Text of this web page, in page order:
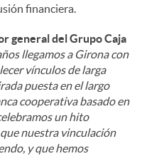
financiera.
general del Grupo Caja
llegamos a Girona con
vínculos de larga
puesta en el largo
cooperativa basado en
un hito
nuestra vinculación
y que hemos